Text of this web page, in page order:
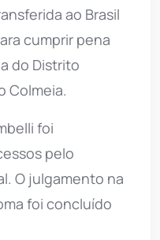
ao Brasil
cumprir pena
do Distrito
Colmeia.
foi
pelo
O julgamento na
foi concluído